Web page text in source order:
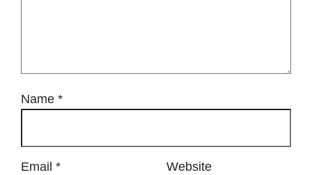
Name *
Email * Website